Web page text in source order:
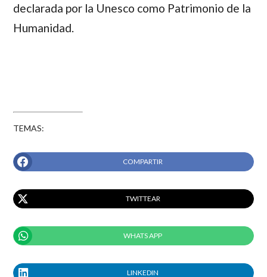
declarada por la Unesco como Patrimonio de la
Humanidad.
TEMAS:
COMPARTIR
TWITTEAR
WHATS APP
LINKEDIN